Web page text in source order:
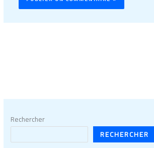
Rechercher
RECHERCHER